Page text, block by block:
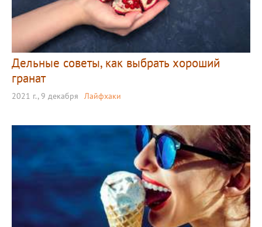
Дельные советы, как выбрать хороший
гранат
2021 г., 9 декабря Лайфхаки